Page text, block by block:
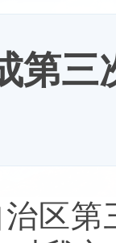
第三
区第